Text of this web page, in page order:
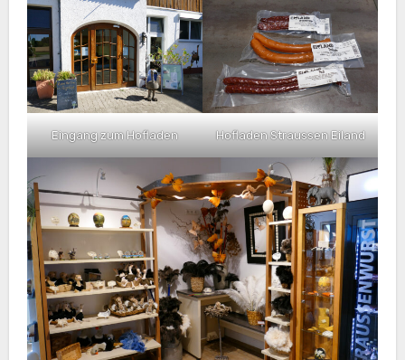
Eingang zum Hofladen Hofladen Straussen Eiland